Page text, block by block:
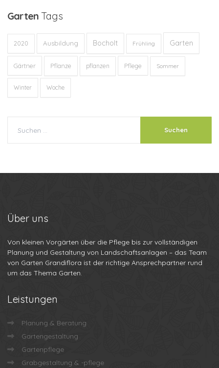
Garten Tags
2020 Ausbildung Bocholt Frühling Garten
Gärtner Pflanze pflanzen Pflege Sommer
Winter Woche
Über uns
Von kleinen Vorgärten über die Pflege bis zur vollständigen
Planung und Gestaltung von Landschaftsanlagen – das Team
von Garten Grandiflora ist der richtige Ansprechpartner rund
um das Thema Garten.
Leistungen
Planung & Beratung
Gartengestaltung
Gartenpflege
Grabgestaltung & -pflege